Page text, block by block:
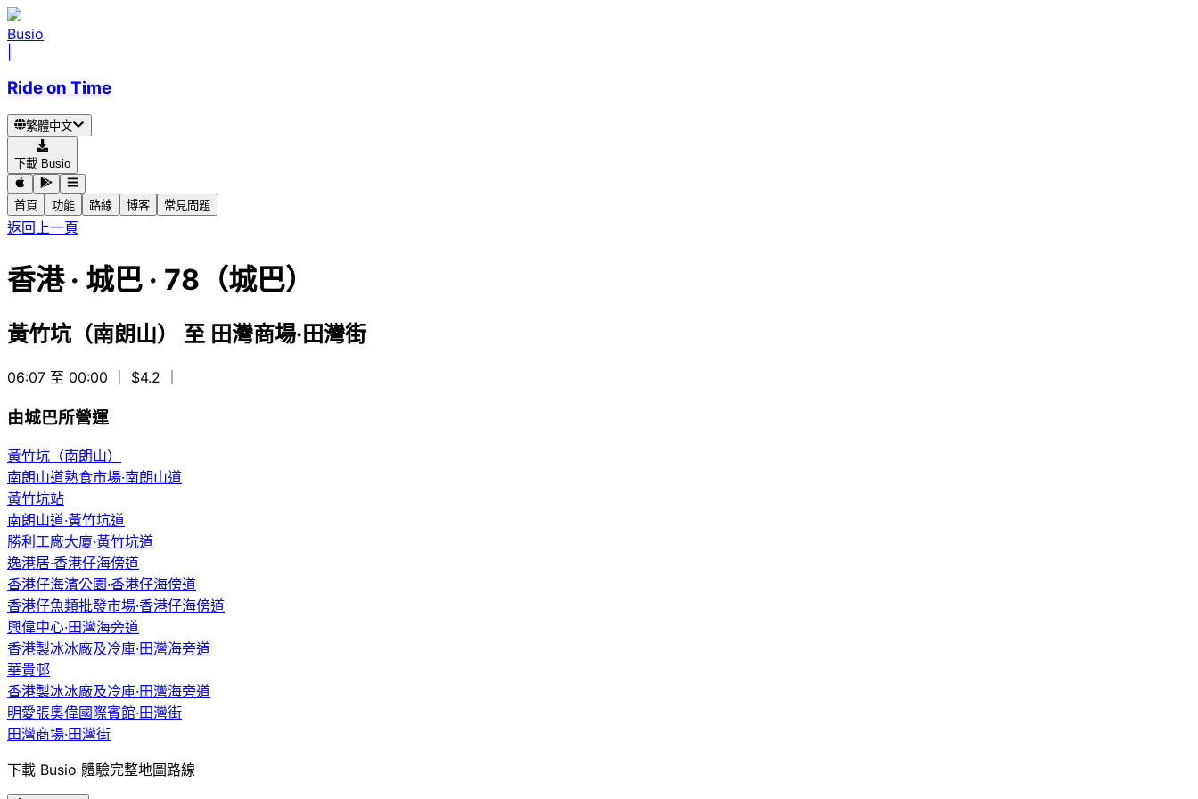
Busio
Ride on Time
繁體中文
下載 Busio
首頁 功能 路線 博客 常見問題
返回上一頁
香港· 城巴 · 78（城巴）
黃竹坑（南朗山） 至 田灣商場·田灣街
06:07 至 00:00 ｜ $4.2
由城巴所營運
黃竹坑（南朗山）
南朗山道熟食市場·南朗山道
黃竹坑站
南朗山道·黃竹坑道
勝利工廠大廈·黃竹坑道
逸港居·香港仔海傍道
香港仔海濱公園·香港仔海傍道
香港仔魚類批發市場·香港仔海傍道
興偉中心·田灣海旁道
香港製冰冰廠及冷庫·田灣海旁道
華貴邨
香港製冰冰廠及冷庫·田灣海旁道
明愛張奧偉國際賓館·田灣街
田灣商場·田灣街
下載 Busio 體驗完整地圖路線